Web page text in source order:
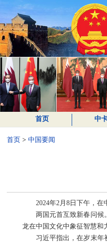
首页 中
首页 > 中国要闻
2024年2月8日下午，
两国元首互致新春问候
龙在中国文化中象征智慧和
习近平指出，在岁末年